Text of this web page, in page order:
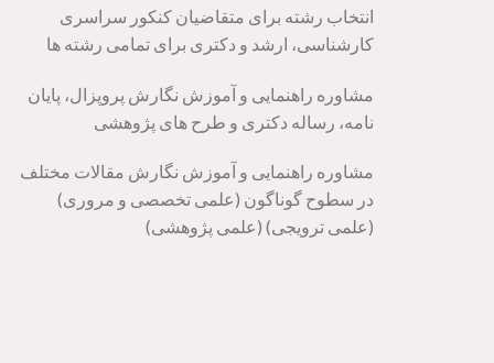
انتخاب رشته برای متقاضیان کنکور سراسری
کارشناسی، ارشد و دکتری برای تمامی رشته ها
مشاوره راهنمایی و آموزش نگارش پروپزال، پایان
نامه، رساله دکتری و طرح های پژوهشی
مشاوره راهنمایی و آموزش نگارش مقالات مختلف
در سطوح گوناگون (علمی تخصصی و مروری)
(علمی ترویجی) (علمی پژوهشی)